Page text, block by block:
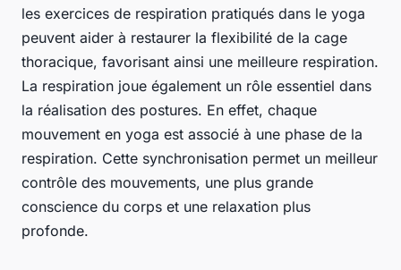
les exercices de respiration pratiqués dans le yoga
peuvent aider à restaurer la flexibilité de la cage
thoracique, favorisant ainsi une meilleure respiration.
La respiration joue également un rôle essentiel dans
la réalisation des postures. En effet, chaque
mouvement en yoga est associé à une phase de la
respiration. Cette synchronisation permet un meilleur
contrôle des mouvements, une plus grande
conscience du corps et une relaxation plus
profonde.